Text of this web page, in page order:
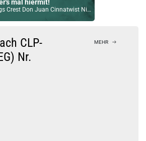
mal hiermit!
Don Juan Cinnatwist NicSalt Liquid 10ml / 10mg
mal!
Two Melons Aroma 12ml Short-Fill by Vape Chill Pill
Kröten sparen?
hier!
CLP-
Nr.
MEHR